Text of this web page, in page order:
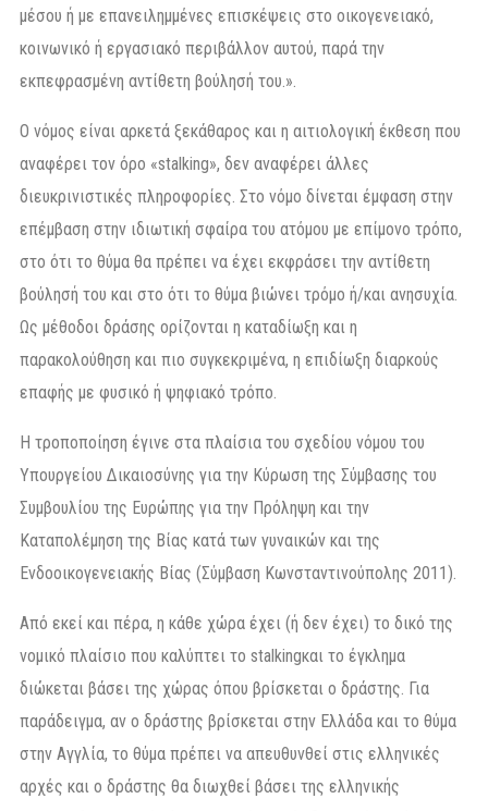
μέσου ή με επανειλημμένες επισκέψεις στο οικογενειακό,
κοινωνικό ή εργασιακό περιβάλλον αυτού, παρά την
εκπεφρασμένη αντίθετη βούλησή του.».
Ο νόμος είναι αρκετά ξεκάθαρος και η αιτιολογική έκθεση που
αναφέρει τον όρο «stalking», δεν αναφέρει άλλες
διευκρινιστικές πληροφορίες. Στο νόμο δίνεται έμφαση στην
επέμβαση στην ιδιωτική σφαίρα του ατόμου με επίμονο τρόπο,
στο ότι το θύμα θα πρέπει να έχει εκφράσει την αντίθετη
βούλησή του και στο ότι το θύμα βιώνει τρόμο ή/και ανησυχία.
Ως μέθοδοι δράσης ορίζονται η καταδίωξη και η
παρακολούθηση και πιο συγκεκριμένα, η επιδίωξη διαρκούς
επαφής με φυσικό ή ψηφιακό τρόπο.
Η τροποποίηση έγινε στα πλαίσια του σχεδίου νόμου του
Υπουργείου Δικαιοσύνης για την Κύρωση της Σύμβασης του
Συμβουλίου της Ευρώπης για την Πρόληψη και την
Καταπολέμηση της Βίας κατά των γυναικών και της
Ενδοοικογενειακής Βίας (Σύμβαση Κωνσταντινούπολης 2011).
Από εκεί και πέρα, η κάθε χώρα έχει (ή δεν έχει) το δικό της
νομικό πλαίσιο που καλύπτει το stalkingκαι το έγκλημα
διώκεται βάσει της χώρας όπου βρίσκεται ο δράστης. Για
παράδειγμα, αν ο δράστης βρίσκεται στην Ελλάδα και το θύμα
στην Αγγλία, το θύμα πρέπει να απευθυνθεί στις ελληνικές
αρχές και ο δράστης θα διωχθεί βάσει της ελληνικής